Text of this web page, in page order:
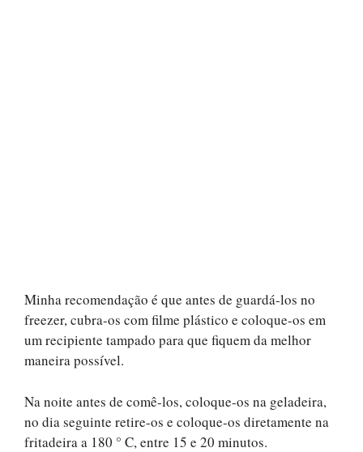
Minha recomendação é que antes de guardá-los no
freezer, cubra-os com filme plástico e coloque-os em
um recipiente tampado para que fiquem da melhor
maneira possível.
Na noite antes de comê-los, coloque-os na geladeira,
no dia seguinte retire-os e coloque-os diretamente na
fritadeira a 180 ° C, entre 15 e 20 minutos.